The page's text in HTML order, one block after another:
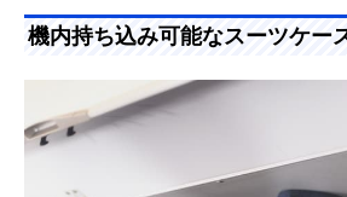
機内持ち込み可能なスーツケー